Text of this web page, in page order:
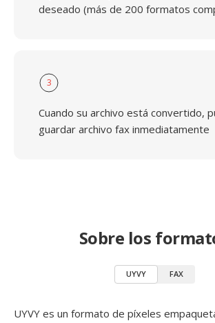
deseado (más de 200 formatos
3
Cuando su archivo está convertido,
guardar archivo fax inmediatamente
Sobre los
UYVY FAX
UYVY es un formato de píxeles